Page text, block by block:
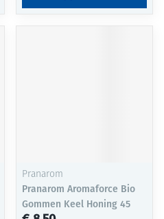
Pranarom
Pranarom Aromaforce Bio
Gommen Keel Honing 45